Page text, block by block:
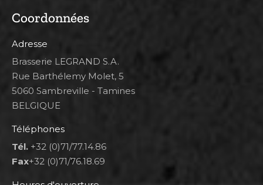
Coordonnées
Adresse
Brasserie LEGRAND S.A.
Rue Barthélemy Molet, 5
5060 Sambreville - Tamines
BELGIQUE
Téléphones
Tél. +32 (0)71/77.14.86
Fax+32 (0)71/76.18.69